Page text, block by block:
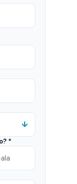
*